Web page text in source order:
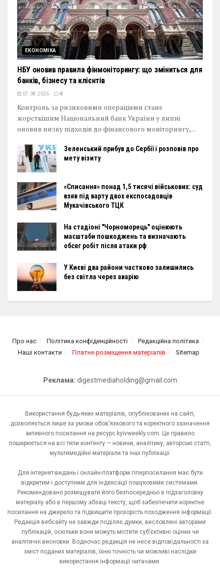
ЕКОНОМІКА
НБУ оновив правила фінмоніторингу: що зміниться для
банків, бізнесу та клієнтів
07.08.2026 0
Контроль за ризиковими операціями стане
жорсткішим Національний банк України у липні
оновив низку підходів до фінансового моніторингу,...
Зеленський прибув до Сербії і розповів про
мету візиту
«Списання» понад 1,5 тисячі військових: суд
взяв під варту двох експосадовців
Мукачівського ТЦК
На стадіоні "Чорноморець" оцінюють
масштаби пошкоджень та визначають
обсяг робіт після атаки рф
У Києві два райони частково залишились
без світла через аварію
Про нас Політика конфіденційності
Редакційна політика
Наші контакти
Платне розміщення матеріалів Sitemap
Реклама: digestmediaholding@gmail.com
Використання будь-яких матеріалів, опублікованих на сайті,
дозволяється лише за умови обов’язкового та коректного зазначення
активного посилання на ресурс kyivweekly.com. Це правило
поширюється на всі типи контенту — новини, аналітику, авторські статті,
мультимедійні матеріали та інші публікації.
Для інтернет-видань і онлайн-платформ гіперпосилання має бути
відкритим і доступним для індексації пошуковими системами.
Рекомендовано розміщувати його безпосередньо в підзаголовку
матеріалу або в першому абзаці тексту, щоб забезпечити коректне
посилання на джерело та підвищити прозорість походження інформації.
Редакція вебсайту не завжди поділяє думки, висловлені авторами
публікацій, оскільки вони можуть містити суб’єктивні оцінки чи
аналітичні висновки. Водночас редакція не несе відповідальності за
зміст поданих матеріалів, їхню точність чи можливі наслідки
використання інформації читачами.